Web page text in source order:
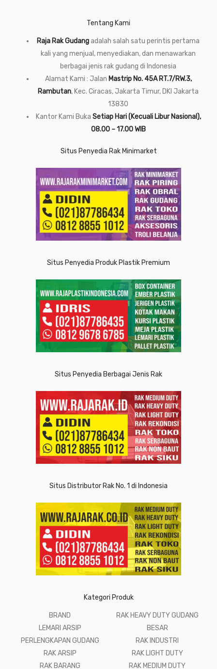
Tentang Kami
Raja Rak Gudangadalah salah satu perintis pertama
kali yang menjual, menyediakan, dan menawarkan
berbagai jenis rak gudang di Indonesia
Alamat Kami : Jalan Mastrip No. 45A RT.7/RW.3,
Rambutan, Kec. Ciracas, Jakarta Timur, DKI Jakarta
13830
Kantor Kami Buka Setiap Hari (Kecuali Libur Nasional),
08.00 – 17.00 WIB
Situs Penyedia Rak Minimarket
Situs Penyedia Produk Plastik Premium
Situs Penyedia Berbagai Jenis Rak
Situs Distributor Rak No. 1 di Indonesia
Kategori Produk
BRAND
LEMARI ARSIP
PERLENGKAPAN GUDANG
RAK ARSIP
RAK BARANG
RAK HEAVY DUTY GUDANG
BESAR
RAK INDUSTRI
RAK LIGHT DUTY
RAK MEDIUM DUTY